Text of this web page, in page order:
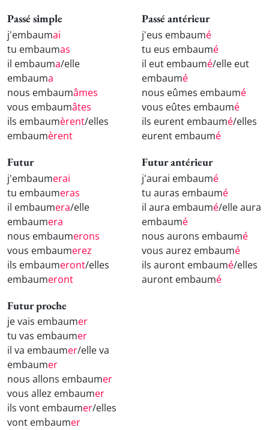
Passé simple
j'embaumai
tu embaumas
il embauma/elle
embauma
nous embaumâmes
vous embaumâtes
ils embaumèrent/elles
embaumèrent
Passé antérieur
j'eus embaumé
tu eus embaumé
il eut embaumé/elle eut
embaumé
nous eûmes embaumé
vous eûtes embaumé
ils eurent embaumé/elles
eurent embaumé
Futur
j'embaumerai
tu embaumeras
il embaumera/elle
embaumera
nous embaumerons
vous embaumerez
ils embaumeront/elles
embaumeront
Futur antérieur
j'aurai embaumé
tu auras embaumé
il aura embaumé/elle aura
embaumé
nous aurons embaumé
vous aurez embaumé
ils auront embaumé/elles
auront embaumé
Futur proche
je vais embaumer
tu vas embaumer
il va embaumer/elle va
embaumer
nous allons embaumer
vous allez embaumer
ils vont embaumer/elles
vont embaumer